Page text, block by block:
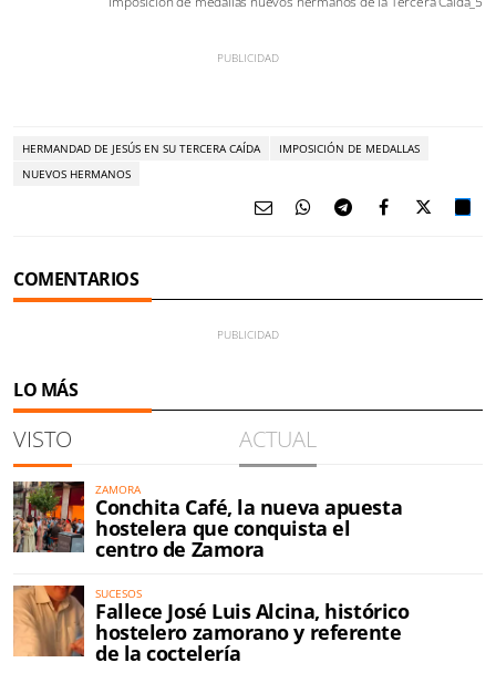
HERMANDAD DE JESÚS EN SU TERCERA CAÍDA
IMPOSICIÓN DE MEDALLAS
NUEVOS HERMANOS
COMENTARIOS
LO MÁS
VISTO ACTUAL
ZAMORA
Conchita Café, la nueva apuesta
hostelera que conquista el
centro de Zamora
SUCESOS
Fallece José Luis Alcina, histórico
hostelero zamorano y referente
de la coctelería